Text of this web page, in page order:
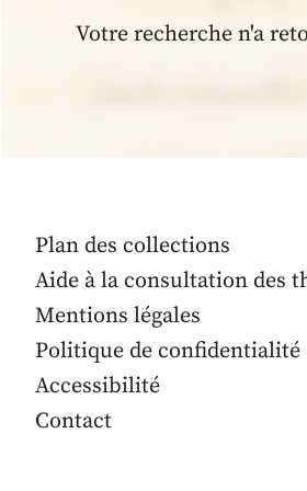
Votre recherche n'a
Plan des collections
Aide à la consultation des
Mentions légales
Politique de confidentialité
Accessibilité
Contact